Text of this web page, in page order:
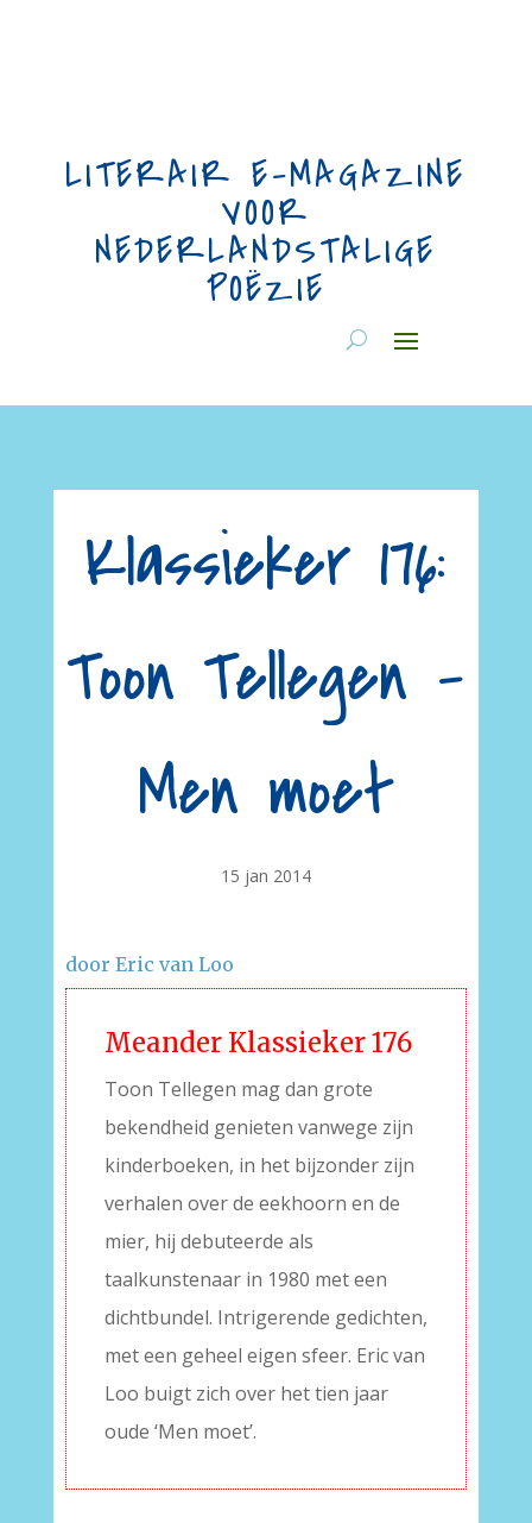
LITERAIR E-MAGAZINE
VOOR
NEDERLANDSTALIGE
POËZIE
Klassieker 176:
Toon Tellegen –
Men moet
15 jan 2014
door Eric van Loo
Meander Klassieker 176
Toon Tellegen mag dan grote
bekendheid genieten vanwege zijn
kinderboeken, in het bijzonder zijn
verhalen over de eekhoorn en de
mier, hij debuteerde als
taalkunstenaar in 1980 met een
dichtbundel. Intrigerende gedichten,
met een geheel eigen sfeer. Eric van
Loo buigt zich over het tien jaar
oude ‘Men moet’.